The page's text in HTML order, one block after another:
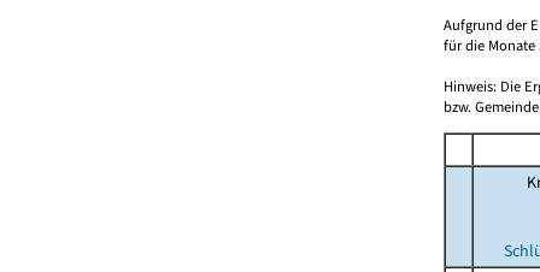
Aufgrund der
für die Monate
Hinweis: Die
bzw.